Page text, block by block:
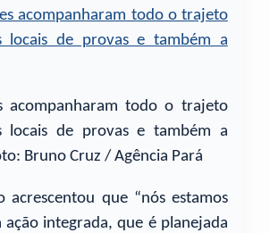
acompanharam todo o trajeto
locais de provas e também a
Bruno Cruz / Agência Pará
acrescentou que “nós estamos
integrada, que é planejada